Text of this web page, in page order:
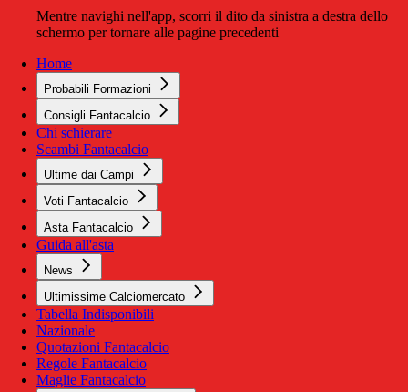
Mentre navighi nell'app, scorri il dito da sinistra a destra dello
schermo per tornare alle pagine precedenti
Home
Probabili Formazioni
Consigli Fantacalcio
Chi schierare
Scambi Fantacalcio
Ultime dai Campi
Voti Fantacalcio
Asta Fantacalcio
Guida all'asta
News
Ultimissime Calciomercato
Tabella Indisponibili
Nazionale
Quotazioni Fantacalcio
Regole Fantacalcio
Maglie Fantacalcio